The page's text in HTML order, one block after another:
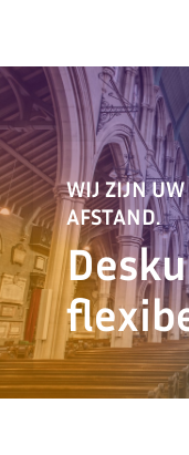
WIJ ZIJN
AFSTAND.